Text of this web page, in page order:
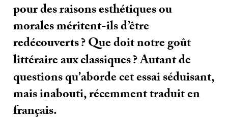
pour des raisons esthétiques ou
morales méritent-ils d’être
redécouverts? Que doit notre goût
littéraire aux classiques? Autant de
questions qu’aborde cet essai séduisant,
mais inabouti, récemment traduit en
français.